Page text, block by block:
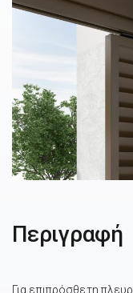
Περιγραφή
Για επιπρόσθετη